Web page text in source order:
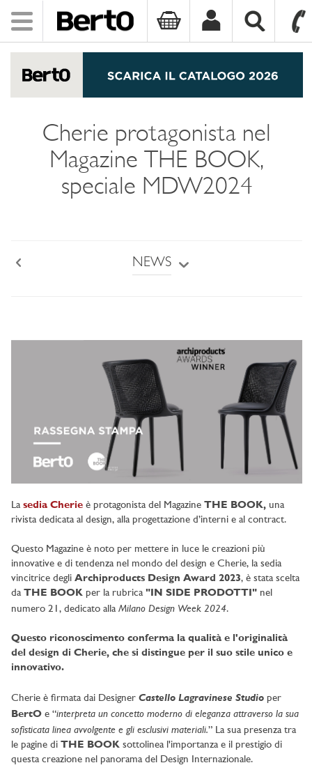
Toggle
navigation
Cherie protagonista nel
Magazine THE BOOK,
speciale MDW2024
NEWS
La sedia Cherie è protagonista del Magazine THE BOOK, una
rivista dedicata al design, alla progettazione d’interni e al contract.
Questo Magazine è noto per mettere in luce le creazioni più
innovative e di tendenza nel mondo del design e Cherie, la sedia
vincitrice degli Archiproducts Design Award 2023, è stata scelta
da THE BOOK per la rubrica "IN SIDE PRODOTTI" nel
numero 21, dedicato alla Milano Design Week 2024.
Questo riconoscimento conferma la qualità e l'originalità
del design di Cherie, che si distingue per il suo stile unico e
innovativo.
Cherie è firmata dai Designer Castello Lagravinese Studio per
BertO e “interpreta un concetto moderno di eleganza attraverso la sua
sofisticata linea avvolgente e gli esclusivi materiali.” La sua presenza tra
le pagine di THE BOOK sottolinea l'importanza e il prestigio di
questa creazione nel panorama del Design Internazionale.